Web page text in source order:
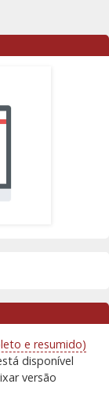
e resumido)
disponível
versão